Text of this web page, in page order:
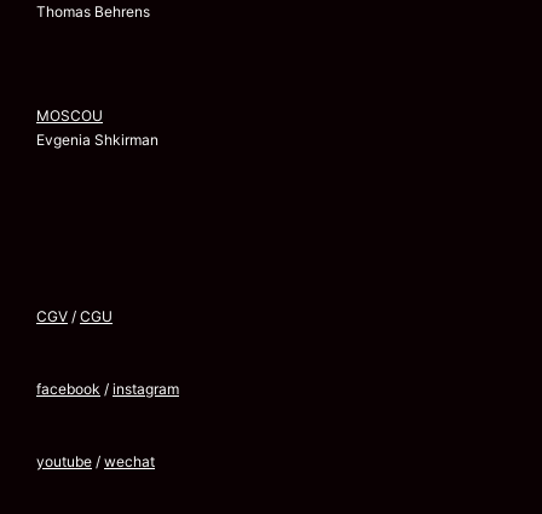
Thomas Behrens
MOSCOU
Evgenia Shkirman
CGV / CGU
facebook / instagram
youtube / wechat